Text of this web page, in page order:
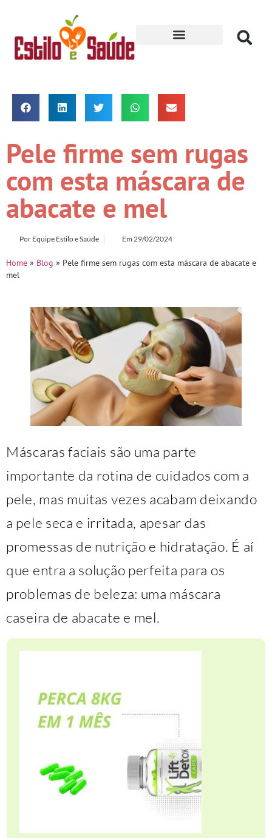
Pele firme sem rugas
com esta máscara de
abacate e mel
Por Equipe Estilo e Saúde Em 29/02/2024
Home » Blog » Pele firme sem rugas com esta máscara de abacate e
mel
Máscaras faciais são uma parte
importante da rotina de cuidados com a
pele, mas muitas vezes acabam deixando
a pele seca e irritada, apesar das
promessas de nutrição e hidratação. É aí
que entra a solução perfeita para os
problemas de beleza: uma máscara
caseira de abacate e mel.